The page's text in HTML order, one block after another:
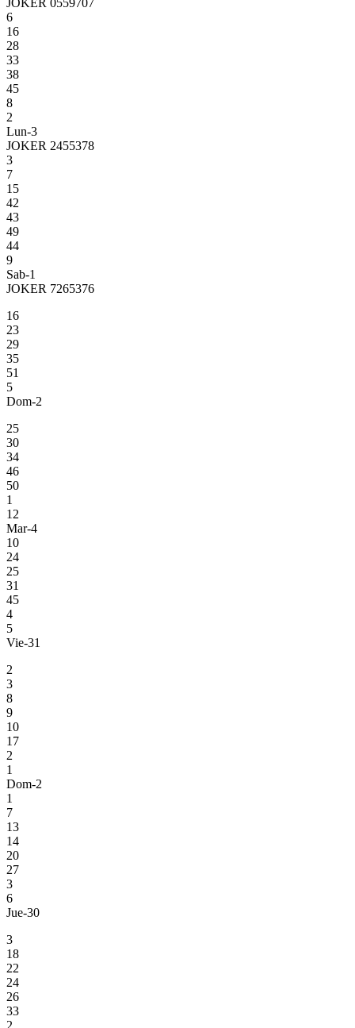
6
16
28
33
38
45
8
2
Lun-3
JOKER 2455378
3
7
15
42
43
49
44
9
Sab-1
JOKER 7265376
16
23
29
35
51
5
Dom-2
25
30
34
46
50
1
12
Mar-4
10
24
25
31
45
4
5
Vie-31
2
3
8
9
10
17
2
1
Dom-2
1
7
13
14
20
27
3
6
Jue-30
3
18
22
24
26
33
2